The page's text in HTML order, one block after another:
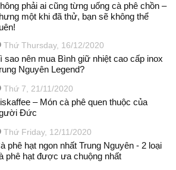
phải ai cũng từng uống cà phê chồn –
một khi đã thử, bạn sẽ không thể
Thứ Thursday, 16/12/2020
sao nên mua Bình giữ nhiệt cao cấp inox
Nguyên Legend?
Thứ 7, 21/11/2020
– Món cà phê quen thuộc của
Đức
Thứ Friday, 12/11/2020
phê hạt ngon nhất Trung Nguyên - 2 loại
phê hạt được ưa chuộng nhất